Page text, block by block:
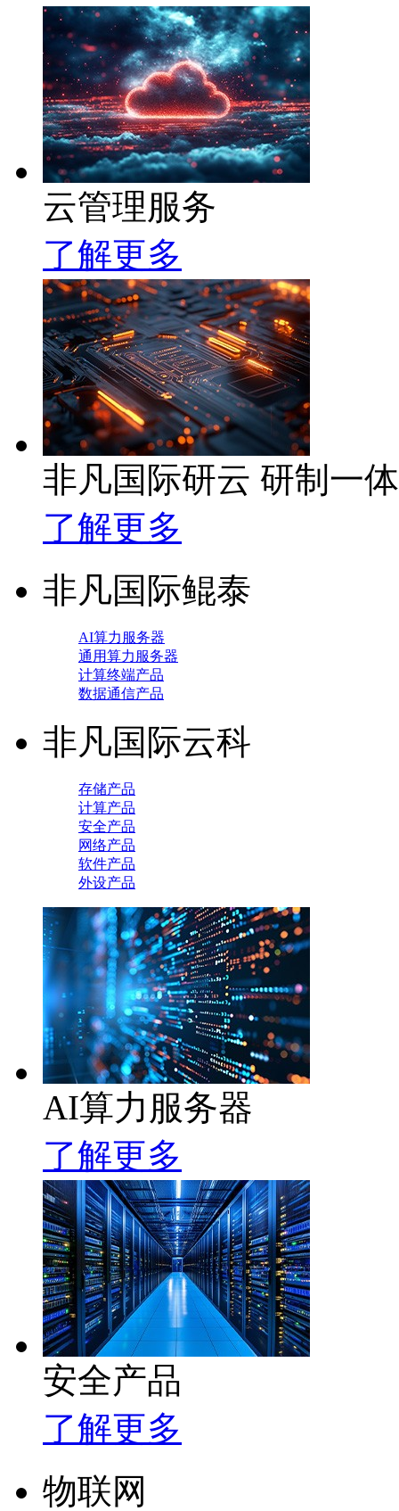
云管理服务
了解更多
非凡国际研云 研制一
了解更多
非凡国际鲲泰
AI算力服务器
通用算力服务器
计算终端产品
数据通信产品
非凡国际云科
存储产品
计算产品
安全产品
网络产品
软件产品
外设产品
AI算力服务器
了解更多
安全产品
了解更多
物联网